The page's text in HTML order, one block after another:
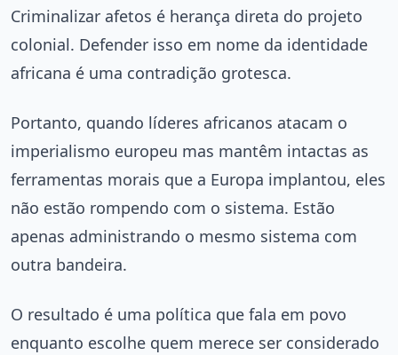
Criminalizar afetos é herança direta do projeto
colonial. Defender isso em nome da identidade
africana é uma contradição grotesca.
Portanto, quando líderes africanos atacam o
imperialismo europeu mas mantêm intactas as
ferramentas morais que a Europa implantou, eles
não estão rompendo com o sistema. Estão
apenas administrando o mesmo sistema com
outra bandeira.
O resultado é uma política que fala em povo
enquanto escolhe quem merece ser considerado